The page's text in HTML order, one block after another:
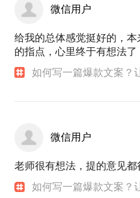
微信用户
给我的总体感觉挺好的，
的指点，心里终于有想法了
如何写一篇爆款文案？
微信用户
老师很有想法，提的意见都
如何写一篇爆款文案？